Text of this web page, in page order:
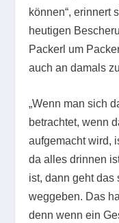
können“, erinnert
heutigen
Packerl um
auch an damals
„Wenn man sich
betrachtet, wenn
aufgemacht wird,
da alles drinnen
ist, dann geht das
weggeben. Das
denn wenn ein